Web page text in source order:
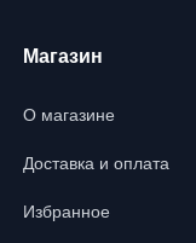
Магазин
О магазине
Доставка и оплата
Избранное